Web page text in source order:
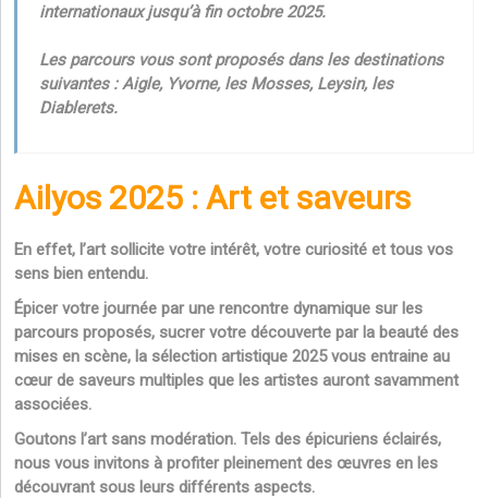
internationaux jusqu’à fin octobre 2025.
Les parcours vous sont proposés dans les destinations
suivantes : Aigle, Yvorne, les Mosses, Leysin, les
Diablerets.
Ailyos 2025 : Art et saveurs
En effet, l’art sollicite votre intérêt, votre curiosité et tous vos
sens bien entendu.
Épicer votre journée par une rencontre dynamique sur les
parcours proposés, sucrer votre découverte par la beauté des
mises en scène, la sélection artistique 2025 vous entraine au
cœur de saveurs multiples que les artistes auront savamment
associées.
Goutons l’art sans modération. Tels des épicuriens éclairés,
nous vous invitons à profiter pleinement des œuvres en les
découvrant sous leurs différents aspects.